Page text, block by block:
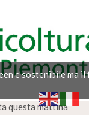
e sostenibile ma
questa mattina